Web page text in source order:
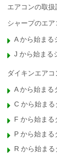
エアコンの取扱
シャープのエ
A から始まる
J から始まる
ダイキンエア
A から始まる
C から始まる
F から始まる
P から始まる
R から始ま